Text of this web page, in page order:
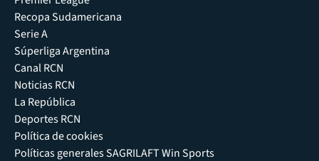
Recopa Sudamericana
Serie A
Súperliga Argentina
Canal RCN
Noticias RCN
La República
Deportes RCN
Política de cookies
Políticas generales SAGRILAFT Win Sports